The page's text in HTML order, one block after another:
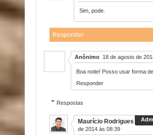
Sim, pode.
Responder
Anônimo 18 de agosto de
Boa noite! Posso usar forma
Responder
Respostas
Maurício Rodrigues
19
de 2014 às 08:39